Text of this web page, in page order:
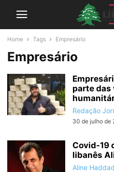
Home Tags Empresário
Empresário
parte das
Redação
30 de julho de
Covid-19
libanês
Aline Haddad